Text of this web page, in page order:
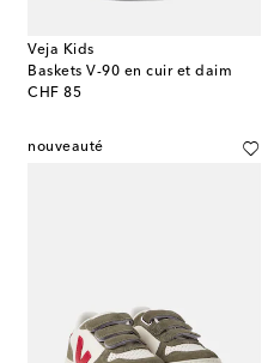
Veja Kids
Baskets V-90 en cuir et daim
CHF 85
original price
nouveauté